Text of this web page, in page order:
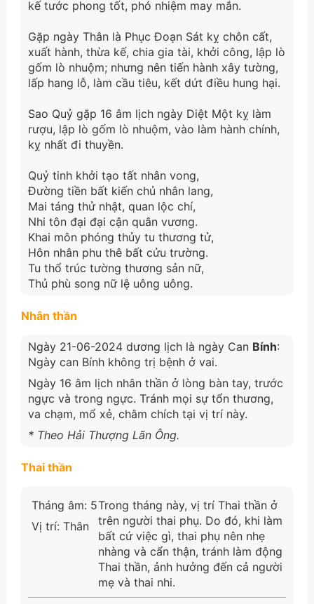
kế tước phong tốt, phó nhiệm may mắn.
Gặp ngày Thân là Phục Đoạn Sát kỵ chôn cất,
xuất hành, thừa kế, chia gia tài, khởi công, lập lò
gốm lò nhuộm; nhưng nên tiến hành xây tường,
lấp hang lỗ, làm cầu tiêu, kết dứt điều hung hại.
Sao Quỷ gặp 16 âm lịch ngày Diệt Một kỵ làm
rượu, lập lò gốm lò nhuộm, vào làm hành chính,
kỵ nhất đi thuyền.
Quỷ tinh khởi tạo tất nhân vong,
Đường tiền bất kiến chủ nhân lang,
Mai táng thử nhật, quan lộc chí,
Nhi tôn đại đại cận quân vương.
Khai môn phóng thủy tu thương tử,
Hôn nhân phu thê bất cửu trường.
Tu thổ trúc tường thương sản nữ,
Thủ phù song nữ lệ uông uông.
Nhân thần
Ngày 21-06-2024 dương lịch là ngày Can Bính:
Ngày can Bính không trị bệnh ở vai.
Ngày 16 âm lịch nhân thần ở lòng bàn tay, trước
ngực và trong ngực. Tránh mọi sự tổn thương,
va chạm, mổ xẻ, châm chích tại vị trí này.
* Theo Hải Thượng Lãn Ông.
Thai thần
Tháng âm: 5
Vị trí: Thân
Trong tháng này, vị trí Thai thần ở
trên người thai phụ. Do đó, khi làm
bất cứ việc gì, thai phụ nên nhẹ
nhàng và cẩn thận, tránh làm động
Thai thần, ảnh hưởng đến cả người
mẹ và thai nhi.